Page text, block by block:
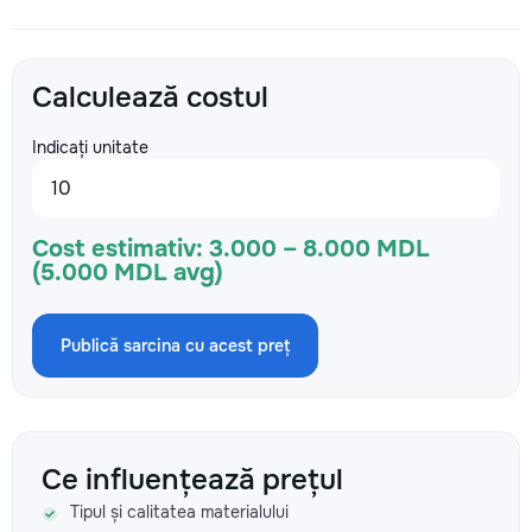
Calculează costul
Indicați unitate
Cost estimativ: 3.000 – 8.000 MDL
(5.000 MDL avg)
Publică sarcina cu acest preț
Ce influențează prețul
Tipul și calitatea materialului